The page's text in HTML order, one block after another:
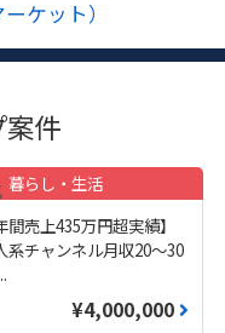
ケット）
案件
暮らし・生活
間売上435万円超実績】
系チャンネル月収20～30
¥4,000,000